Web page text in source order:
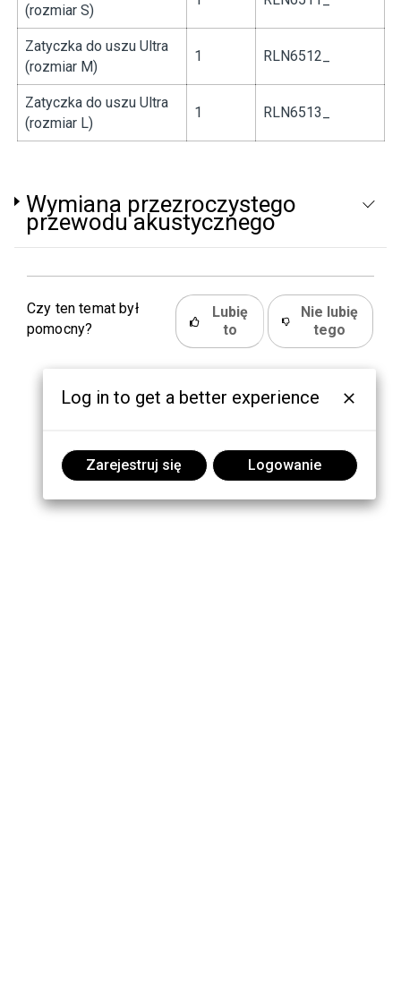
(rozmiar S)
Zatyczka do uszu Ultra
(rozmiar M)
1 RLN6512_
Zatyczka do uszu Ultra
(rozmiar L)
1 RLN6513_
Wymiana przezroczystego
przewodu akustycznego
Czy ten temat był
pomocny?
Lubię
to
Nie lubię
tego
Log in to get a better experience
Zarejestruj się Logowanie